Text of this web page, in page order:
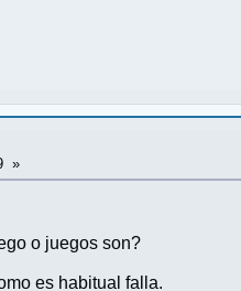
»
o juegos son?
es habitual falla.